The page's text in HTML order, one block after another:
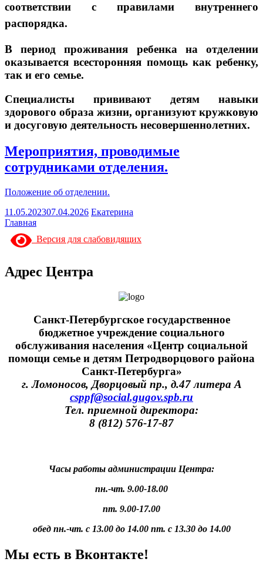
соответствии с правилами внутреннего
распорядка.
В период проживания ребенка на отделении
оказывается всесторонняя помощь как ребенку,
так и его семье.
Специалисты прививают детям навыки
здорового образа жизни, организуют кружковую
и досуговую деятельность несовершеннолетних.
Мероприятия, проводимые
сотрудниками отделения.
Положение об отделении.
11.05.202307.04.2026 Екатерина
Главная
Версия для слабовидящих
Адрес Центра
Санкт-Петербургское государственное
бюджетное учреждение социального
обслуживания населения «Центр социальной
помощи семье и детям Петродворцового района
Санкт-Петербурга»
г. Ломоносов, Дворцовый пр., д.47 литера А
csppf@social.gugov.spb.ru
Тел. приемной директора:
8 (812) 576-17-87
Часы работы администрации Центра:
пн.-чт. 9.00-18.00
пт. 9.00-17.00
обед пн.-чт. с 13.00 до 14.00 пт. с 13.30 до 14.00
Мы есть в Вконтакте!